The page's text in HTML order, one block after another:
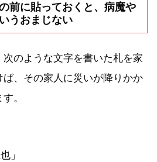
前に貼っておくと、病魔や
うおまじない
のような文字を書いた札を家
、その家人に災いが降りかか
。
」